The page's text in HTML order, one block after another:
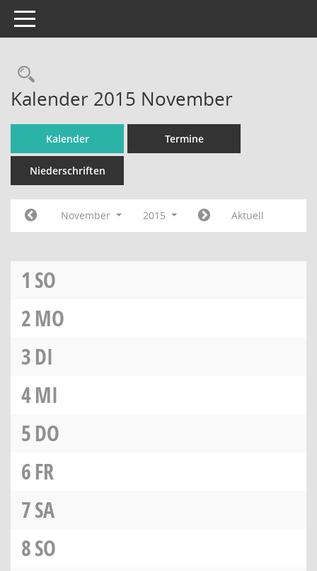
Toggle navigation
Rechercheauswahl
Kalender 2015 November
Kalender Termine
Niederschriften
November 2015 Aktuell
1 SO
2MO
3DI
4MI
5DO
6FR
7SA
8SO